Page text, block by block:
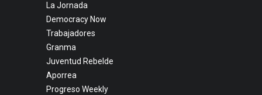
La Jornada
Democracy Now
Trabajadores
Granma
Juventud Rebelde
Aporrea
Progreso Weekly